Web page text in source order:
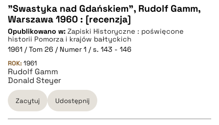
CZYSTY TEKST
pobierz cytat
BIBTEX
pobierz cytat
"Swastyka nad Gdańskiem", Rudolf Gamm,
Warszawa 1960 : [recenzja]
Opublikowano w: Zapiski Historyczne : poświęcone
historii Pomorza i krajów bałtyckich
1961 / Tom 26 / Numer 1 / s. 143 - 146
ROK: 1961
Rudolf Gamm
Donald Steyer
Zacytuj Udostępnij